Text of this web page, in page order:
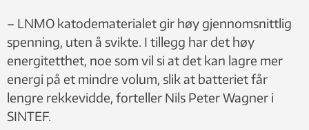
– LNMO katodematerialet gir høy gjennomsnittlig
spenning, uten å svikte. I tillegg har det høy
energitetthet, noe som vil si at det kan lagre mer
energi på et mindre volum, slik at batteriet får
lengre rekkevidde, forteller Nils Peter Wagner i
SINTEF.